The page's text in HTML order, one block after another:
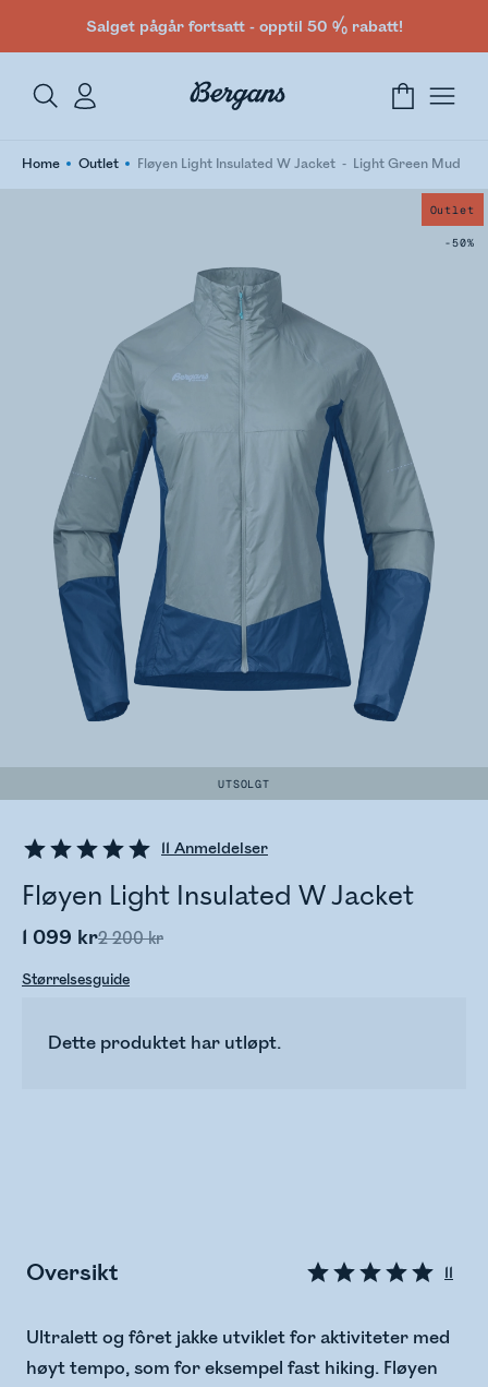
Salget pågår fortsatt - opptil 50 % rabatt!
Home Outlet Fløyen Light Insulated W Jacket Light Green Mud
Outlet
-50%
UTSOLGT
11 Anmeldelser
Fløyen Light Insulated W Jacket
1 099 kr2 200 kr
Størrelsesguide
Dette produktet har utløpt.
Oversikt 11
Ultralett og fôret jakke utviklet for aktiviteter med
høyt tempo, som for eksempel fast hiking. Fløyen